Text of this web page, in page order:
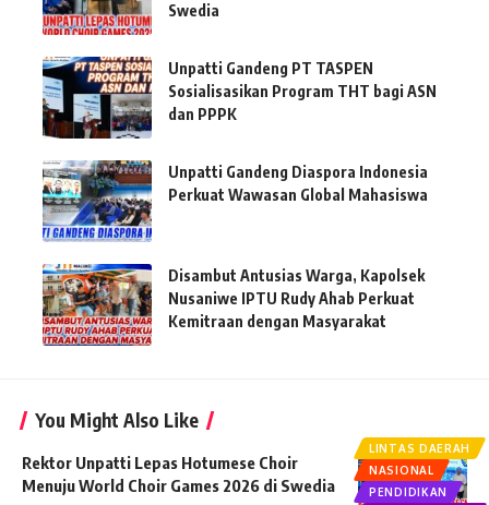
Swedia
Unpatti Gandeng PT TASPEN
Sosialisasikan Program THT bagi ASN
dan PPPK
Unpatti Gandeng Diaspora Indonesia
Perkuat Wawasan Global Mahasiswa
Disambut Antusias Warga, Kapolsek
Nusaniwe IPTU Rudy Ahab Perkuat
Kemitraan dengan Masyarakat
You Might Also Like
LINTAS DAERAH
NASIONAL
PENDIDIKAN
Rektor Unpatti Lepas Hotumese Choir
Menuju World Choir Games 2026 di Swedia